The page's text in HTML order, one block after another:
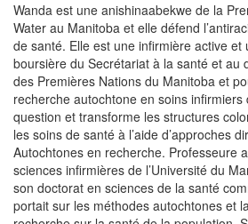
Wanda est une anishinaabekwe de la
Water au Manitoba et elle défend
de santé. Elle est une infirmière active et
boursière du Secrétariat à la santé et au
des Premières Nations du Manitoba et
recherche autochtone en soins infirmiers
question et transforme les structures
les soins de santé à l’aide d’approches
Autochtones en recherche. Professeure
sciences infirmières de l’Université du
son doctorat en sciences de la santé
portait sur les méthodes autochtones et